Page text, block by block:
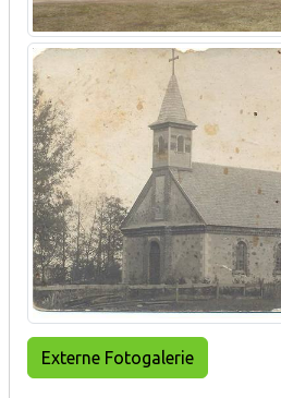
Externe Fotogalerie